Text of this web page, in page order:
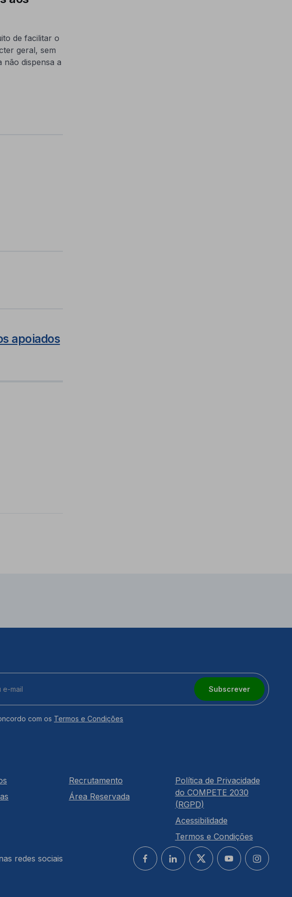
de facilitar o
geral, sem
dispensa a
apoiados
Subscrever
com os Termos e Condições
Recrutamento
Área Reservada
Política de Privacidade
do COMPETE 2030
(RGPD)
Acessibilidade
Termos e Condições
redes sociais